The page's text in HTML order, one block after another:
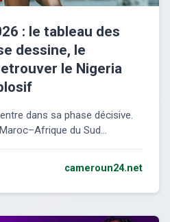
: le tableau des
dessine, le
le Nigeria
dans sa phase décisive.
du Sud...
cameroun24.net